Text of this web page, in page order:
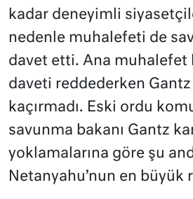
kadar deneyimli
nedenle muhalefeti de
davet etti. Ana muhalefet
daveti reddederken Gantz
kaçırmadı. Eski ordu
savunma bakanı Gantz
yoklamalarına göre şu
Netanyahu’nun en büyük